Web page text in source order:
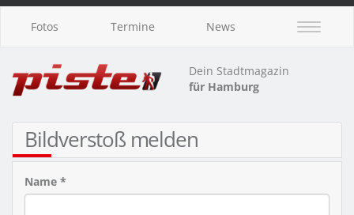
Fotos Termine News
Dein Stadtmagazin
für Hamburg
Bildverstoß melden
Name *